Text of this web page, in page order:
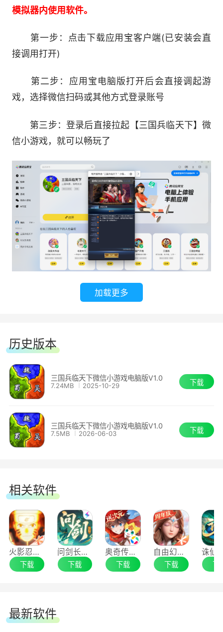
传承、神器绑定、羁绊激活等方式深化战力表现。
不同武将间的组合更会触发特殊联动效果，例如关
则可还原“长坂英雄”的突袭场景。
战场不再是平面布阵，而是高度拟真的沙盘地
地势成为战局演变的关键因素。玩家需根据地形合
理部署部队，利用城池、关隘、栈道等地标设施展
开攻防博弈。夜战、突袭、火攻、水淹等战术手段
亦可根据战场环境灵活施展，使每一场战斗皆具有
不可复制的变化。
4.军政并重，掌控政务军心
作为一方诸侯，仅靠武力远远不够，稳定政
向，资源调度、民心维护、官员任命皆需细致安
排。城池之间可进行贸易互通，也能布设防线形成
战略屏障。
同时设有“军心”系统，武将忠诚、士兵士气、
百姓满意度皆影响城市产出与战斗状态。通过巡
查、安民、宴请、诛叛等手段维护统治稳定，是治
理体系不可忽视的组成部分。
全服同图国战系统，数十座州郡城池、百余个
战略据点构成完整三国大地图。玩家可联合军团成
员共同进军，一步步攻占周边据点，扩张势力版
图。城池争夺战为周期循环机制，每周开启一次，
持续数日，期间允许各方交战、外交、反间等多维
大型战役如“官渡之战”“赤壁之战”等将不定期
限时开启，参与其中可获得大量资源、名将碎片及
模拟器内使用软件。
第一步：点击下载应用宝客户端(已安装会直
接调用打开)
第二步：应用宝电脑版打开后会直接调起游
戏，选择微信扫码或其他方式登录账号
第三步：登录后直接拉起【三国兵临天下】微
信小游戏，就可以畅玩了
加载更多
历史版本
三国兵临天下微信小游戏电脑版V1.0
7.24MB 2025-10-29 下载
三国兵临天下微信小游戏电脑版V1.0
7.5MB 2026-06-03 下载
相关软件
火影忍者手游电脑版
下载
问剑长生手游电脑版
下载
奥奇传说手游电脑版
下载
自由幻想手游电脑版
下载 下
最新软件